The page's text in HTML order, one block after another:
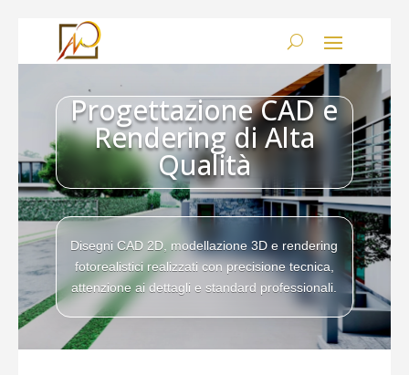
Progettazione CAD e
Rendering di Alta
Qualità
Disegni CAD 2D, modellazione 3D e rendering
fotorealistici realizzati con precisione tecnica,
attenzione ai dettagli e standard professionali.